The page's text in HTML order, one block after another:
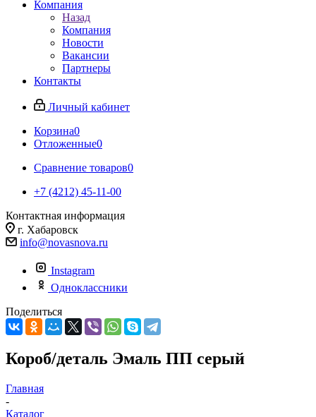
Компания
Назад
Компания
Новости
Вакансии
Партнеры
Контакты
Личный кабинет
Корзина0
Отложенные0
Сравнение товаров0
+7 (4212) 45-11-00
Контактная информация
г. Хабаровск
info@novasnova.ru
Instagram
Одноклассники
Поделиться
Короб/деталь Эмаль ПП серый
Главная
-
Каталог